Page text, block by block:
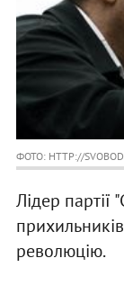
ФОТО: HTTP://
Лідер партії
революцію.